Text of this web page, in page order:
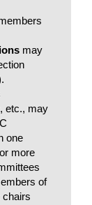
may
etc., may
one
more
of
chairs